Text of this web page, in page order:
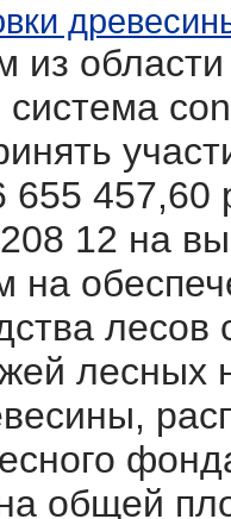
из
система
655 457,60
12 на
на
лесных
общей